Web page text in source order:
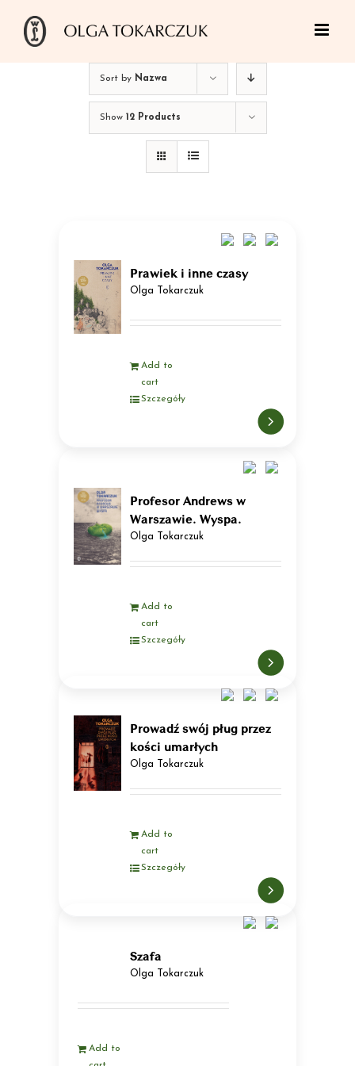
Sort by Nazwa
Show 12 Products
Prawiek i inne czasy
Olga Tokarczuk
Add to
cart
Szczegóły
Profesor Andrews w
Warszawie. Wyspa.
Olga Tokarczuk
Add to
cart
Szczegóły
Prowadź swój pług przez
kości umarłych
Olga Tokarczuk
Add to
cart
Szczegóły
Szafa
Olga Tokarczuk
Add to